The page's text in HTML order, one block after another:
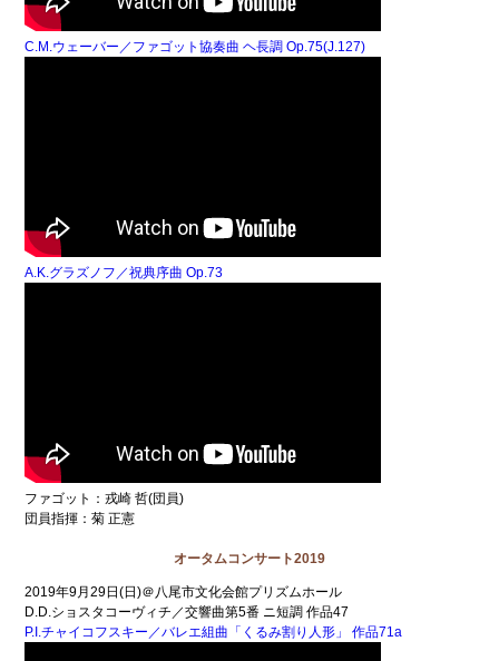
C.M.ウェーバー／ファゴット協奏曲 ヘ長調 Op.75(J.127)
A.K.グラズノフ／祝典序曲 Op.73
ファゴット：戎崎 哲(団員)
団員指揮：菊 正憲
オータムコンサート2019
2019年9月29日(日)＠八尾市文化会館プリズムホール
D.D.ショスタコーヴィチ／交響曲第5番 ニ短調 作品47
P.I.チャイコフスキー／バレエ組曲「くるみ割り人形」 作品71a